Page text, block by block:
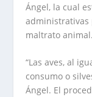
Ángel, la cual
administrativas
maltrato animal.
“Las aves, al
consumo o
Ángel. El